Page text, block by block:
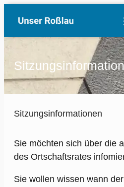
Sitzungsinformationen
Sie möchten sich über die
des Ortschaftsrates
Sie wollen wissen wann